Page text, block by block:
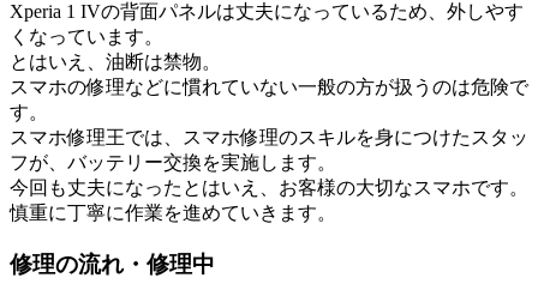
Xperia 1 IVの背面パネルは丈夫になっているため、外しやす
くなっています。
とはいえ、油断は禁物。
スマホの修理などに慣れていない一般の方が扱うのは危険で
す。
スマホ修理王では、スマホ修理のスキルを身につけたスタッ
フが、バッテリー交換を実施します。
今回も丈夫になったとはいえ、お客様の大切なスマホです。
慎重に丁寧に作業を進めていきます。
修理の流れ・修理中